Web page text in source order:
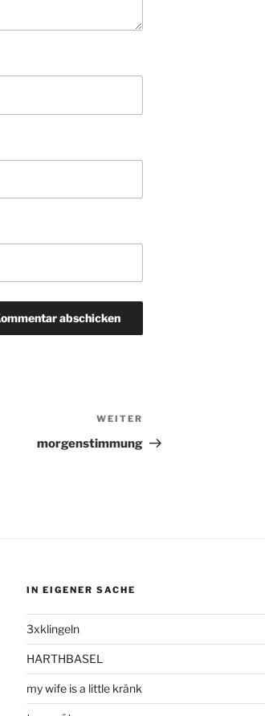
Beitrag
WEITER
morgenstimmung
IN EIGENER SACHE
3xklingeln
HARTHBASEL
my wife is a little kränk